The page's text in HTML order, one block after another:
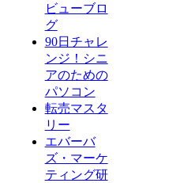
ビューブロ
グ
90日チャレ
ンジ！シニ
アのための
パソコン
転売マスタ
リー
エバーバ
ズ・マーケ
ティング研